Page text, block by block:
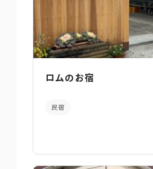
ロムのお宿
民宿